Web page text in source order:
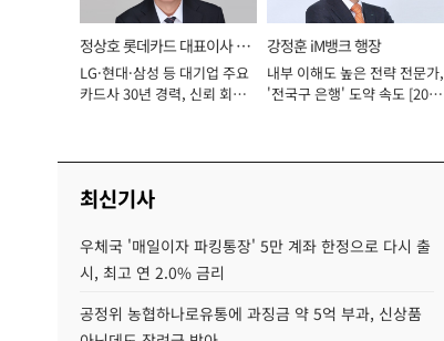
정상호 롯데카드 대표이사 사
장
LG·현대·삼성 등 대기업 주요
카드사 30년 경력, 신뢰 회복
강정훈 iM뱅크 행장
내부 이해도 높은 전략 전문가,
'전국구 은행' 도약 속도 [2026
최신기사
우체국 '매일이자 파킹통장' 5만 계좌 한정으로 다시 출
시, 최고 연 2.0% 금리
공정위 농협하나로유통에 과징금 약 5억 부과, 신상품